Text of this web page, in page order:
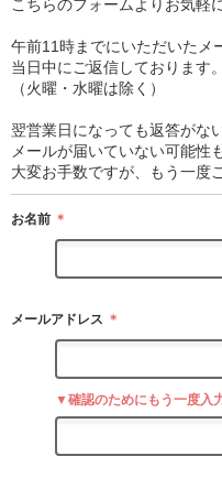
こちらのフォームよりお気軽
午前11時までにいただいたメ
当日中にご返信しております。
（火曜・水曜は除く）
翌営業日になっても返答がな
メールが届いていない可能性
大変お手数ですが、もう一度
お名前 ＊
メールアドレス ＊
▼確認のためにもう一度入